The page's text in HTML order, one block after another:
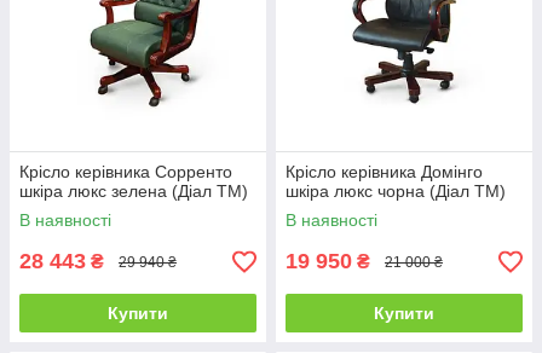
Крісло керівника Сорренто
шкіра люкс зелена (Діал ТМ)
В наявності
28 443 ₴ 29 940 ₴
Купити
Крісло керівника Домінго
шкіра люкс чорна (Діал ТМ)
В наявності
19 950 ₴ 21 000 ₴
Купити